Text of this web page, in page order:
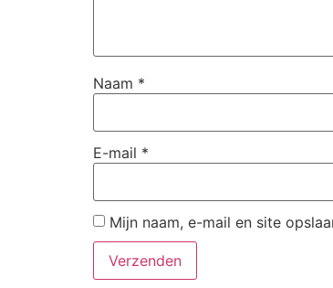
Naam *
E-mail *
Mijn naam, e-mail en site